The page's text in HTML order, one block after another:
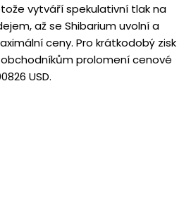
vytváří spekulativní tlak na
až se Shibarium uvolní a
ceny. Pro krátkodobý zisk
prolomení cenové
USD.